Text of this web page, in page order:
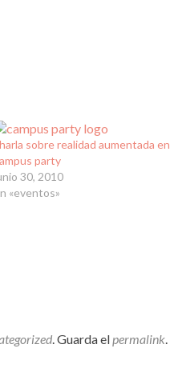
sobre realidad aumentada en
party
30, 2010
«eventos»
. Guarda elpermalink.